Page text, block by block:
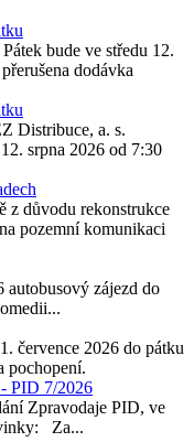
bude ve středu 12.
dodávka
Distribuce, a. s.
srpna 2026 od 7:30
z důvodu rekonstrukce
pozemní komunikaci
autobusový zájezd do
července 2026 do pátku
pochopení.
PID 7/2026
Zpravodaje PID, ve
Za...